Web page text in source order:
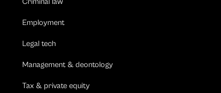
Employment
Legal tech
Management & deontology
Tax & private equity